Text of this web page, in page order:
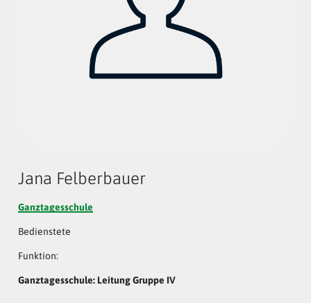
Jana Felberbauer
Ganztagesschule
Bedienstete
Funktion:
Ganztagesschule: Leitung Gruppe IV